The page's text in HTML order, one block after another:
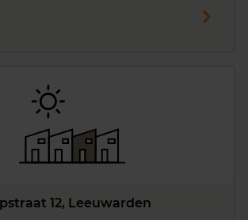
12, Leeuwarden